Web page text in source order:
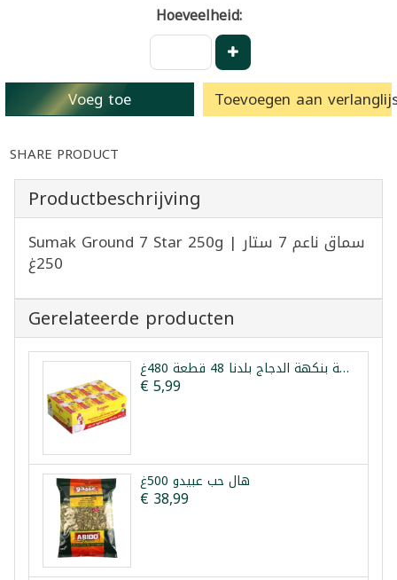
Hoeveelheid:
Voeg toe Toevoegen aan
SHARE PRODUCT
Productbeschrijving
Sumak Ground 7 Star 250g | سماق ناعم 7 ستار
250غ
Gerelateerde producten
مكعبات مرقة بنكهة الدجاج بلدنا 48 قطعة 480غ
€ 5,99
هال حب عبيدو 500غ
€ 38,99